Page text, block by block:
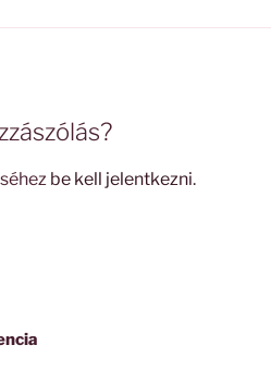
be kell jelentkezni.